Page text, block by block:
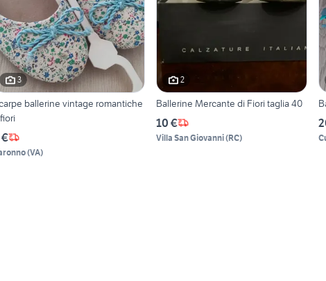
3
ballerine vintage romantiche
(VA)
2
Ballerine Mercante di Fiori taglia 40
10 €
Villa San Giovanni(RC)